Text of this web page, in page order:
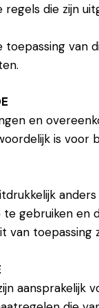
regels die zijn
toepassing van
en
is voor
te gebruiken en
van toepassing
aansprakelijk